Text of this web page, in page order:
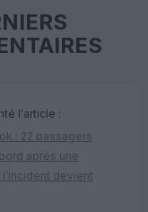
l'article :
: 22 passagers
après une
devient